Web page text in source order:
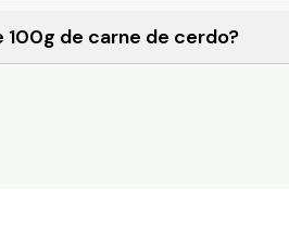
de carne de cerdo?